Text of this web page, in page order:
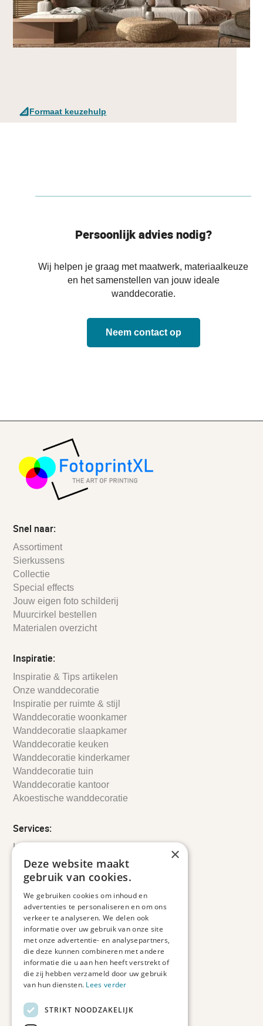
Formaat keuzehulp
Persoonlijk advies nodig?
Wij helpen je graag met maatwerk, materiaalkeuze
en het samenstellen van jouw ideale
wanddecoratie.
Neem contact op
Snel naar:
Assortiment
Sierkussens
Collectie
Special effects
Jouw eigen foto schilderij
Muurcirkel bestellen
Materialen overzicht
Inspiratie:
Inspiratie & Tips artikelen
Onze wanddecoratie
Inspiratie per ruimte & stijl
Wanddecoratie woonkamer
Wanddecoratie slaapkamer
Wanddecoratie keuken
Wanddecoratie kinderkamer
Wanddecoratie tuin
Wanddecoratie kantoor
Akoestische wanddecoratie
Services:
Leveringsinformatie
Retourbeleid
Informatie
Veelgestelde vragen
Duurzaam ondernemen
Contact informatie
Etienne de Pinedaweg 34
3711 CH, Austerlitz
Nederland
info@fotoprintxl.nl
×
Deze website maakt
gebruik van cookies.
We gebruiken cookies om inhoud en
advertenties te personaliseren en om ons
verkeer te analyseren. We delen ook
informatie over uw gebruik van onze site
met onze advertentie- en analysepartners,
die deze kunnen combineren met andere
informatie die u aan hen heeft verstrekt of
die zij hebben verzameld door uw gebruik
van hun diensten. Lees verder
STRIKT NOODZAKELIJK